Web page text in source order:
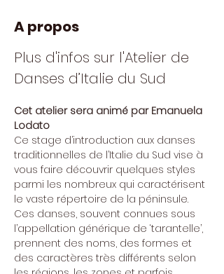
A propos
Plus d'infos sur l'Atelier de
Danses d’Italie du Sud
Cet atelier sera animé par Emanuela
Lodato
Ce stage d’introduction aux danses
traditionnelles de l’Italie du Sud vise à
vous faire découvrir quelques styles
parmi les nombreux qui caractérisent
le vaste répertoire de la péninsule.
Ces danses, souvent connues sous
l’appellation générique de ‘tarantelle’,
prennent des noms, des formes et
des caractères très différents selon